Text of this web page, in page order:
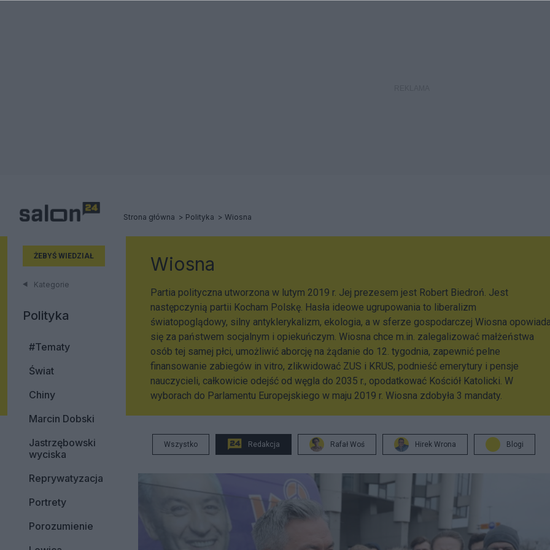
Strona główna Polityka Wiosna
ŻEBYŚ WIEDZIAŁ
Kategorie
Polityka
#Tematy
Świat
Chiny
Marcin Dobski
Jastrzębowski
wyciska
Reprywatyzacja
Portrety
Porozumienie
Wiosna
Partia polityczna utworzona w lutym 2019 r. Jej prezesem jest Robert Biedroń. Jest
następczynią partii Kocham Polskę. Hasła ideowe ugrupowania to liberalizm
światopoglądowy, silny antyklerykalizm, ekologia, a w sferze gospodarczej Wiosna
się za państwem socjalnym i opiekuńczym. Wiosna chce m.in. zalegalizować małżeństwa
osób tej samej płci, umożliwić aborcję na żądanie do 12. tygodnia, zapewnić pelne
finansowanie zabiegów in vitro, zlikwidować ZUS i KRUS, podnieść emerytury i pensje
nauczycieli, całkowicie odejść od węgla do 2035 r., opodatkować Kościół Katolicki. W
wyborach do Parlamentu Europejskiego w maju 2019 r. Wiosna zdobyła 3 mandaty.
Wszystko Redakcja Rafał Woś Hirek Wrona Blogi